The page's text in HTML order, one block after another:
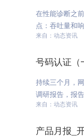
在性能诊断之
点：吞吐量和
来自：动态资讯
号码认证（
持续三个月，
调研报告，报
来自：动态资讯
产品月报_